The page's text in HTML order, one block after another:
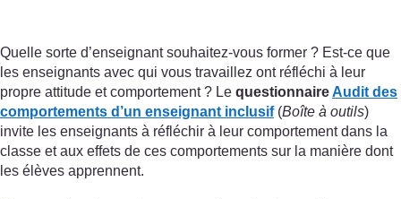
Quelle sorte d’enseignant souhaitez-vous former ? Est-ce que
les enseignants avec qui vous travaillez ont réfléchi à leur
propre attitude et comportement ? Le questionnaireAudit des
comportements d’un enseignant inclusif(Boîte à outils)
invite les enseignants à réfléchir à leur comportement dans la
classe et aux effets de ces comportements sur la manière dont
les élèves apprennent.